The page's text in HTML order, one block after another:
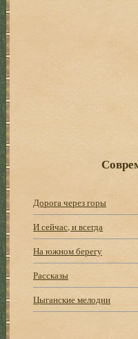
Дорога через горы
И сейчас, и всегда
На южном берегу
Рассказы
Цыганские мелодии